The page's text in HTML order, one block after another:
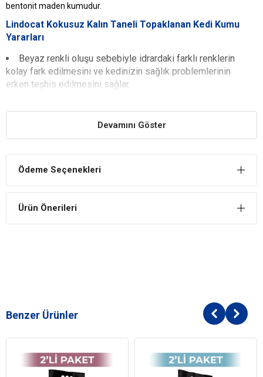
bentonit maden kumudur.
Lindocat Kokusuz Kalın Taneli Topaklanan Kedi Kumu
Yararları
Beyaz renkli oluşu sebebiyle idrardaki farklı renklerin
kolay fark edilmesini ve kedinizin sağlık problemlerinin
erken teşhis edilmesini sağlar.
çok yüksek sıvı emme kapasitesi sağlar. Anında topaklanır
ve bu nedenle sıvıyı çok kısa bir sürede absorbe eder.
Çabuk topaklaşma özelliği, sıvının kum kabının en altına
Topaklaşan kısmı bir kürek yardımıyla kolaylıkla ayırarak
Her gün katılaşan topakları kürek yardımıyla kum kabından
alın kumu karıştırın.
Eksilen kumun üzerine sürekli ilave yapın.
Temiz ve kuru bir yerde muhafaza edin.
Devamını Göster
Ödeme Seçenekleri
Ürün Önerileri
Benzer Ürünler